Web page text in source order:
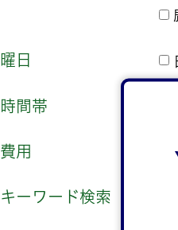
曜日
時間帯
費用
キーワード検索